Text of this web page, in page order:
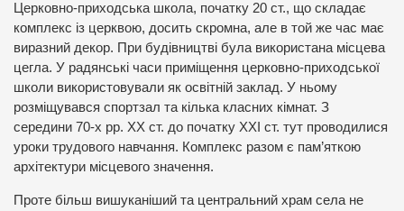
Церковно-приходська школа, початку 20 ст., що складає
комплекс із церквою, досить скромна, але в той же час має
виразний декор. При будівництві була використана місцева
цегла. У радянські часи приміщення церковно-приходської
школи використовували як освітній заклад. У ньому
розміщувався спортзал та кілька класних кімнат. З
середини 70-х рр. ХХ ст. до початку ХХІ ст. тут проводилися
уроки трудового навчання. Комплекс разом є пам’яткою
архітектури місцевого значення.
Проте більш вишуканіший та центральний храм села не